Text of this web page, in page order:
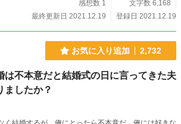
感想数 1
文字数 6,168
最終更新日 2021.12.19
登録日 2021.12.19
お気に入り追加 2,732
は不本意だと結婚式の日に言ってきた夫
したか？